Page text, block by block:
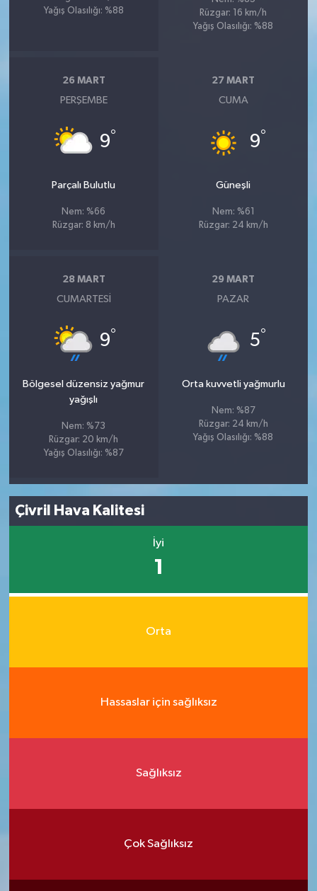
Yağış Olasılığı: %88
Rüzgar: 16 km/h
Yağış Olasılığı: %88
26 MART
PERŞEMBE
9°
Parçalı Bulutlu
Nem: %66
Rüzgar: 8 km/h
27 MART
CUMA
9°
Güneşli
Nem: %61
Rüzgar: 24 km/h
28 MART
CUMARTESI
9°
Bölgesel düzensiz yağmur
yağışlı
Nem: %73
Rüzgar: 20 km/h
Yağış Olasılığı: %87
29 MART
PAZAR
5°
Orta kuvvetli yağmurlu
Nem: %87
Rüzgar: 24 km/h
Yağış Olasılığı: %88
Çivril Hava Kalitesi
İyi
1
Orta
Hassaslar için sağlıksız
Sağlıksız
Çok Sağlıksız